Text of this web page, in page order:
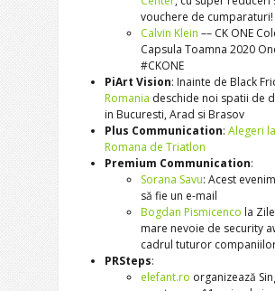
vouchere de cumparaturi!
Calvin Klein –– CK ONE
Capsula Toamna 2020
#CKONE
PiArt Vision: Inainte de Black
Romania deschide noi spatii de
in Bucuresti, Arad si Brasov
Plus Communication: Alegeri
Romana de Triatlon
Premium Communication:
Sorana Savu: Acest
să fie un e-mail
Bogdan Pismicenco la
mare nevoie de security
cadrul tuturor
PRSteps:
elefant.ro organizează